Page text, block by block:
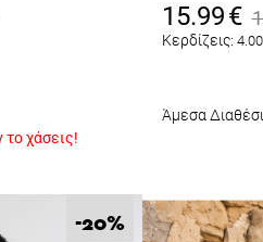
το χάσεις!
15.99€
Κερδίζεις: 4.00
Άμεσα
-20%